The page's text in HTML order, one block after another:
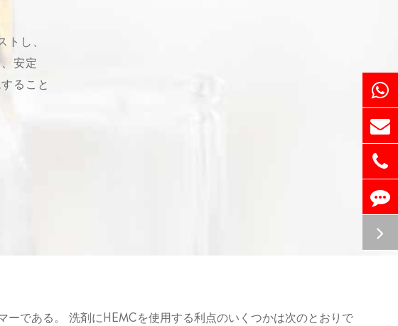
し、
安定
ること
である。 洗剤にHEMCを使用する利点のいくつかは次のとおりで